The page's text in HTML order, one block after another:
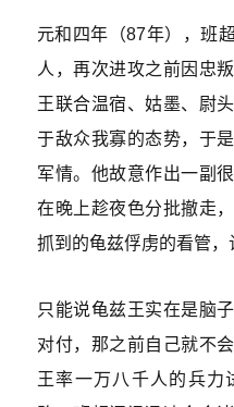
元和四年（87年），班
人，再次进攻之前因忠
王联合温宿、姑墨、尉
于敌众我寡的态势，于
军情。他故意作出一副
在晚上趁夜色分批撤走
抓到的龟兹俘虏的看管，
只能说龟兹王实在是脑
对付，那之前自己就不
王率一万八千人的兵力